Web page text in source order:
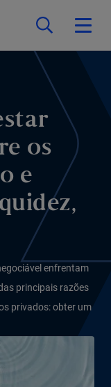
os
e
enfrentam
principais razões
privados: obter um